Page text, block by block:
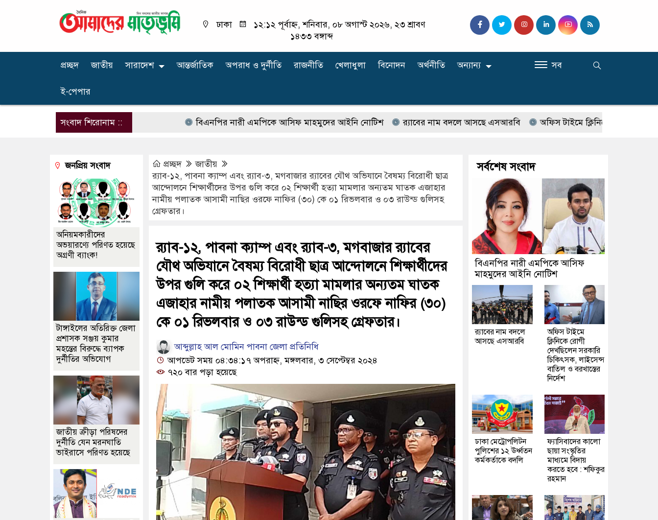
ঢাকা
১২:১২ পূর্বাহ্ন, শনিবার, ০৮ অগাস্ট ২০২৬, ২৩ শ্রাবণ
১৪৩৩ বঙ্গাব্দ
প্রচ্ছদ জাতীয় সারাদেশ আন্তর্জাতিক অপরাধ ‍ও দুর্নীতি রাজনীতি খেলাধুলা বিনোদন অর্থনীতি অন্যান্য
ই-পেপার
সব
সংবাদ শিরোনাম :: বিএনপির নারী এমপিকে আসিফ মাহমুদের আইনি নোটিশ র‍্যাবের নাম বদলে আসছে এসআরবি অফিস টাইমে ক্লিনিকে রোগী দেখছিলেন
প্রচ্ছদ
জাতীয়
র‍্যাব-১২, পাবনা ক্যাম্প এবং র‍্যাব-৩, মগবাজার র‍্যাবের যৌথ অভিযানে বৈষম্য বিরোধী ছাত্র
আন্দোলনে শিক্ষার্থীদের উপর গুলি করে ০২ শিক্ষার্থী হত্যা মামলার অন্যতম ঘাতক এজাহার
নামীয় পলাতক আসামী নাছির ওরফে নাফির (৩০) কে ০১ রিভলবার ও ০৩ রাউন্ড গুলিসহ
গ্রেফতার।
র‍্যাব-১২, পাবনা ক্যাম্প এবং র‍্যাব-৩, মগবাজার র‍্যাবের
যৌথ অভিযানে বৈষম্য বিরোধী ছাত্র আন্দোলনে শিক্ষার্থীদের
উপর গুলি করে ০২ শিক্ষার্থী হত্যা মামলার অন্যতম ঘাতক
এজাহার নামীয় পলাতক আসামী নাছির ওরফে নাফির (৩০)
কে ০১ রিভলবার ও ০৩ রাউন্ড গুলিসহ গ্রেফতার।
আব্দুল্লাহ আল মোমিন পাবনা জেলা প্রতিনিধি
আপডেট সময় ০৪:৩৪:১৭ অপরাহ্ন, মঙ্গলবার, ৩ সেপ্টেম্বর ২০২৪
৭২০ বার পড়া হয়েছে
জনপ্রিয় সংবাদ
অনিয়মকারীদের
অভয়ারণ্যে পরিণত হয়েছে
অগ্রণী ব্যাংক!
টাঙ্গাইলের অতিরিক্ত জেলা
প্রশাসক সঞ্জয় কুমার
মহন্তের বিরুদ্ধে ব্যাপক
দুর্নীতির অভিযোগ
জাতীয় ক্রীড়া পরিষদের
দুর্নীতি যেন মরনঘাতি
ভাইরাসে পরিণত হয়েছে
সর্বশেষ সংবাদ
বিএনপির নারী এমপিকে আসিফ
মাহমুদের আইনি নোটিশ
র‍্যাবের নাম বদলে
আসছে এসআরবি
অফিস টাইমে
ক্লিনিকে রোগী
দেখছিলেন সরকারি
চিকিৎসক, লাইসেন্স
বাতিল ও বরখাস্তের
নির্দেশ
ঢাকা মেট্রোপলিটন
পুলিশের ১২ ঊর্ধ্বতন
কর্মকর্তাকে বদলি
ফ্যাসিবাদের কালো
ছায়া সংস্কৃতির
মাধ্যমে বিদায়
করতে হবে : শফিকুর
রহমান